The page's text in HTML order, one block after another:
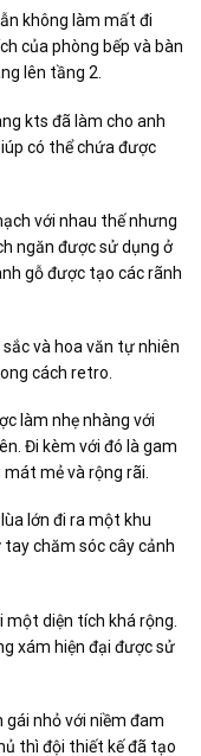
không làm mất đi
của phòng bếp và bàn
lên tầng 2.
kts đã làm cho anh
có thể chứa được
với nhau thế nhưng
ngăn được sử dụng ở
gỗ được tạo các rãnh
và hoa văn tự nhiên
cách retro.
làm nhẹ nhàng với
Đi kèm với đó là gam
mẻ và rộng rãi.
lớn đi ra một khu
chăm sóc cây cảnh
diện tích khá rộng.
xám hiện đại được sử
gái nhỏ với niềm đam
thì đội thiết kế đã tạo